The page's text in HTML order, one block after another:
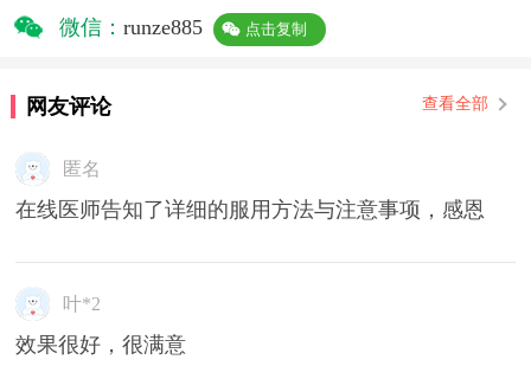
微信： runze885 点击复制
网友评论 查看全部
匿名
在线医师告知了详细的服用方法与注意事项，感恩
叶*2
效果很好，很满意